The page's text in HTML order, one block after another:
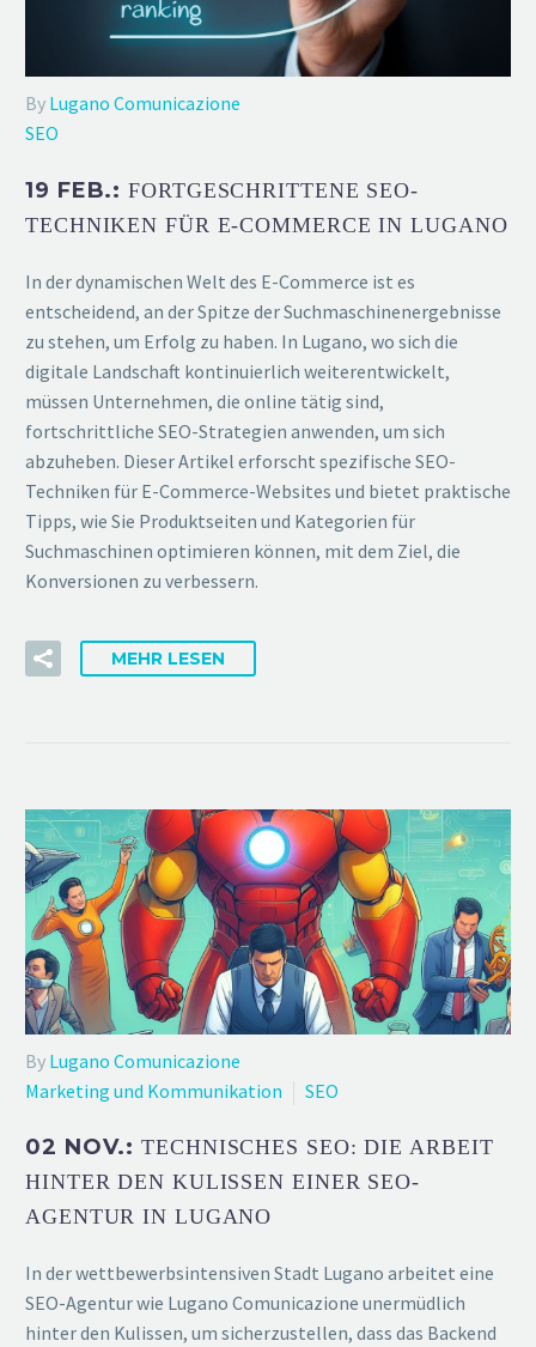
By Lugano Comunicazione
SEO
19 FEB.:FORTGESCHRITTENE SEO-
TECHNIKEN FÜR E-COMMERCE IN LUGANO
In der dynamischen Welt des E-Commerce ist es
entscheidend, an der Spitze der Suchmaschinenergebnisse
zu stehen, um Erfolg zu haben. In Lugano, wo sich die
digitale Landschaft kontinuierlich weiterentwickelt,
müssen Unternehmen, die online tätig sind,
fortschrittliche SEO-Strategien anwenden, um sich
abzuheben. Dieser Artikel erforscht spezifische SEO-
Techniken für E-Commerce-Websites und bietet praktische
Tipps, wie Sie Produktseiten und Kategorien für
Suchmaschinen optimieren können, mit dem Ziel, die
Konversionen zu verbessern.
MEHR LESEN
By Lugano Comunicazione
Marketing und Kommunikation
SEO
02 NOV.:TECHNISCHES SEO: DIE ARBEIT
HINTER DEN KULISSEN EINER SEO-
AGENTUR IN LUGANO
In der wettbewerbsintensiven Stadt Lugano arbeitet eine
SEO-Agentur wie Lugano Comunicazione unermüdlich
hinter den Kulissen, um sicherzustellen, dass das Backend